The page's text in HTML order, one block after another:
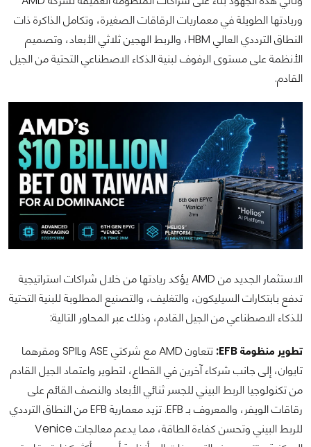
وريادتها الطويلة في معماريات الرقاقات الصغيرة، وتكامل الذاكرة ذات
النطاق الترددي العالي HBM، والربط الهجين ثلاثي الأبعاد، وتصميم
الأنظمة على مستوى الرفوف لبنية الذكاء الاصطناعي التحتية من الجيل
القادم.
الاستثمار الجديد من AMD يؤكد ريادتها من خلال شراكات استراتيجية
تدفع بابتكارات السيليكون، والتغليف، والتصنيع المطلوبة للبنية التحتية
للذكاء الاصطناعي من الجيل القادم، وذلك عبر المحاور التالية:
تطوير منظومة EFB:
تتعاون AMD مع شركتي ASE وSPIL ومقرهما
تايوان، إلى جانب شركاء آخرين في القطاع، لتطوير واعتماد الجيل القادم
من تكنولوجيا الربط البيني للجسر ثنائي الأبعاد والنصف القائم على
رقاقات الويفر، والمعروف بـ EFB. تزيد معمارية EFB من النطاق الترددي
للربط البيني وتحسن كفاءة الطاقة، مما يدعم معالجات Venice